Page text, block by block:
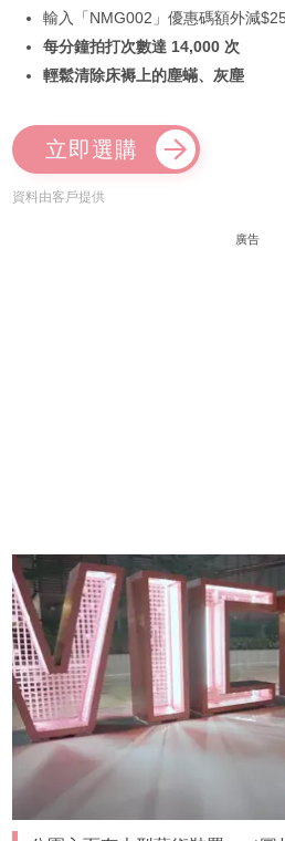
輸入「NMG002」優惠碼額外減$25
每分鐘拍打次數達 14,000 次
輕鬆清除床褥上的塵蟎、灰塵
立即選購
資料由客戶提供
廣告